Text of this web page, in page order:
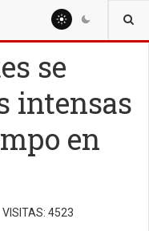
se
intensas
en
VISITAS: 4523